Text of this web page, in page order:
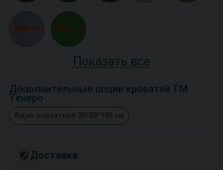
+ 480 грн. + 960 грн.
Показать все
Дополнительные опции кроватей ТМ
Тенеро
Ящик подкатной 25*50*180 см
Доставка